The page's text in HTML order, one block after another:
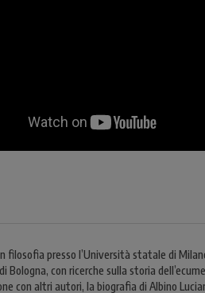
filosofia presso l’Università statale di
con ricerche sulla storia
altri autori, la biografia di Albino